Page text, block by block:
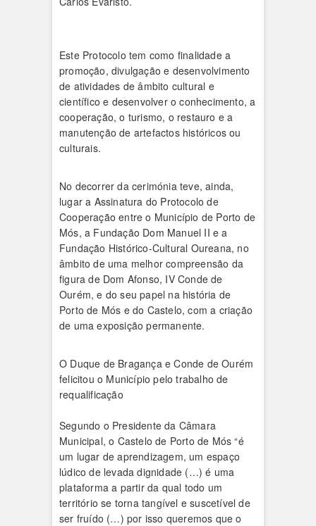
Este Protocolo tem como finalidade a
promoção, divulgação e desenvolvimento
de atividades de âmbito cultural e
científico e desenvolver o conhecimento, a
cooperação, o turismo, o restauro e a
manutenção de artefactos históricos ou
culturais.
No decorrer da cerimónia teve, ainda,
lugar a Assinatura do Protocolo de
Cooperação entre o Município de Porto de
Mós, a Fundação Dom Manuel II e a
Fundação Histórico-Cultural Oureana, no
âmbito de uma melhor compreensão da
figura de Dom Afonso, IV Conde de
Ourém, e do seu papel na história de
Porto de Mós e do Castelo, com a criação
de uma exposição permanente.
O Duque de Bragança e Conde de Ourém
felicitou o Município pelo trabalho de
requalificação
Segundo o Presidente da Câmara
Municipal, o Castelo de Porto de Mós “é
um lugar de aprendizagem, um espaço
lúdico de levada dignidade (…) é uma
plataforma a partir da qual todo um
território se torna tangível e suscetível de
ser fruído (…) por isso queremos que o